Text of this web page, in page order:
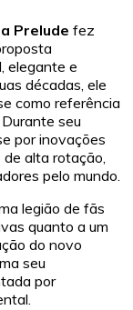
Prelude fez
elegante e
décadas, ele
como referência
seu
por inovações
alta rotação,
pelo mundo.
legião de fãs
quanto a um
do novo
seu
por